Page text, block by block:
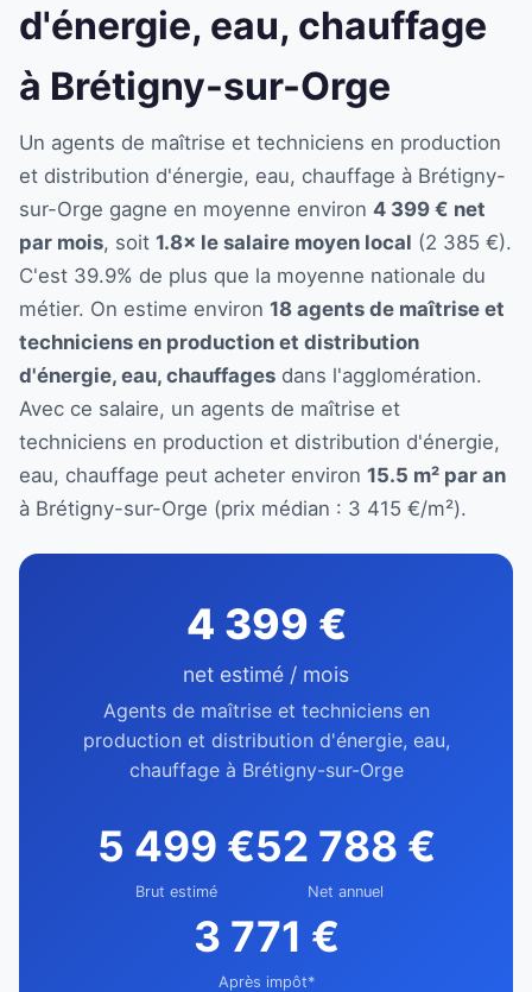
d'énergie, eau, chauffage
à Brétigny-sur-Orge
Un agents de maîtrise et techniciens en production
et distribution d'énergie, eau, chauffage à Brétigny-
sur-Orge gagne en moyenne environ 4 399 € net
par mois, soit 1.8× le salaire moyen local (2 385 €).
C'est 39.9% de plus que la moyenne nationale du
métier. On estime environ 18 agents de maîtrise et
techniciens en production et distribution
d'énergie, eau, chauffages dans l'agglomération.
Avec ce salaire, un agents de maîtrise et
techniciens en production et distribution d'énergie,
eau, chauffage peut acheter environ 15.5 m² par an
à Brétigny-sur-Orge (prix médian : 3 415 €/m²).
4 399 €
net estimé / mois
Agents de maîtrise et techniciens en
production et distribution d'énergie, eau,
chauffage à Brétigny-sur-Orge
5 499 €
Brut estimé
52 788 €
Net annuel
3 771 €
Après impôt*